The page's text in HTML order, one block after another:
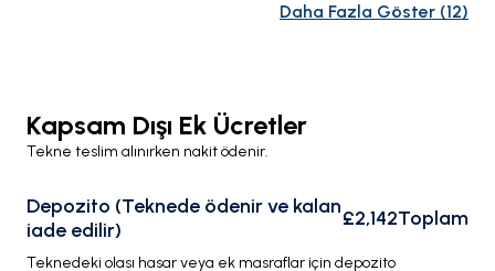
Daha Fazla Göster (12)
Kapsam Dışı Ek Ücretler
Tekne teslim alınırken nakit ödenir.
Depozito (Teknede ödenir ve kalan
iade edilir)
£2,142Toplam
Teknedeki olası hasar veya ek masraflar için depozito